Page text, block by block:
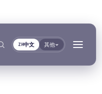
ZH中文 其他